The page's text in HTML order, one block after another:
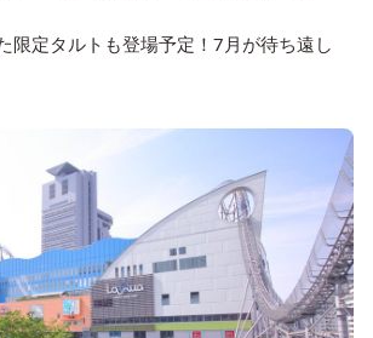
限定タルトも登場予定！7月が待ち遠し